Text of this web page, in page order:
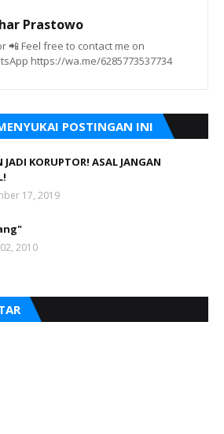
Prastowo
📲 Feel free to contact me on
https://wa.me/6285773537734
POSTINGAN INI
JADI KORUPTOR! ASAL JANGAN
17, 2019
2010